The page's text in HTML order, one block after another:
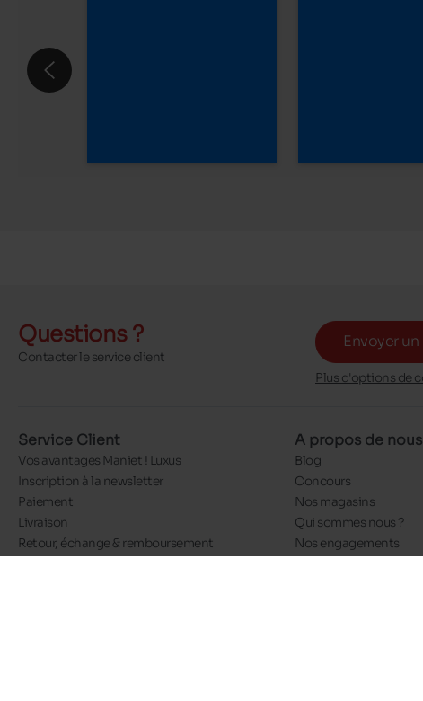
Questions ?
Contacter le service client
Envoyer
Plus d'options de
Service Client
Vos avantages Maniet ! Luxus
Inscription à la newsletter
Paiement
Livraison
Retour, échange & remboursement
A propos de nous
Blog
Concours
Nos magasins
Qui sommes nous ?
Nos engagements